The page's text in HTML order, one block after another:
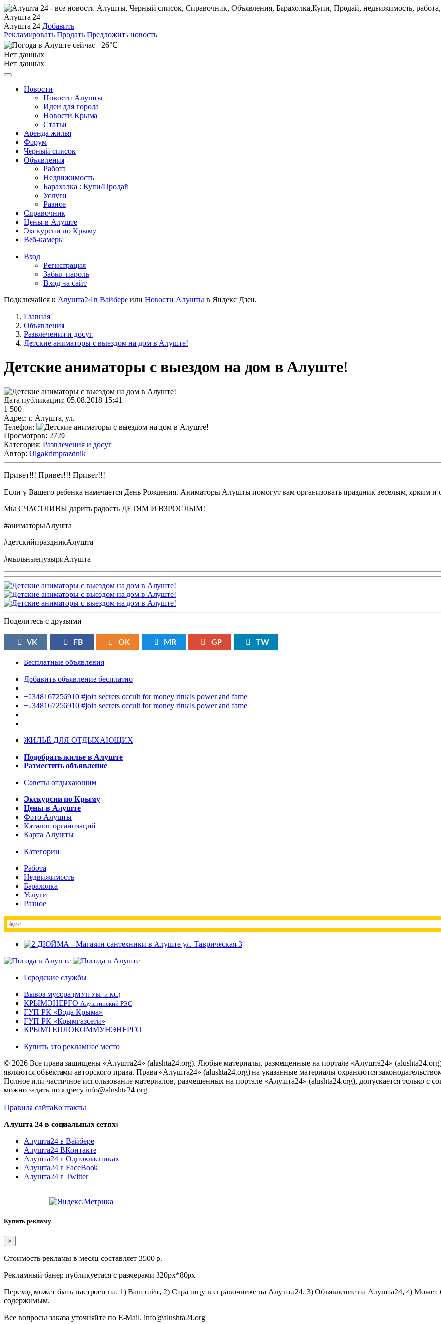
Алушта 24
Алушта 24 Добавить
Рекламировать Продать Предложить новость
+26℃
Нет данных
Нет данных
Новости
Новости Алушты
Идеи для города
Новости Крыма
Статьи
Аренда жилья
Форум
Черный список
Объявления
Работа
Недвижимость
Барахолка : Купи/Продай
Услуги
Разное
Справочник
Цены в Алуште
Экскурсии по Крыму
Веб-камеры
Вход
Регистрация
Забыл пароль
Вход на сайт
Подключайся к Алушта24 в Вайбере или Новости Алушты в Яндекс Дзен.
Главная
Объявления
Развлечения и досуг
Детские аниматоры с выездом на дом в Алуште!
Детские аниматоры с выездом на дом в Алуште!
Дата публикации: 05.08.2018 15:41
1 500
Адрес: г. Алушта, ул.
Телефон:
Просмотров: 2720
Категория: Развлечения и досуг
Автор: Olgakrimprazdnik
Привет!!! Привет!!! Привет!!!
Если у Вашего ребенка намечается День Рождения. Аниматоры Алушты помогут вам организовать праздник веселым, ярким и
Мы СЧАСТЛИВЫ дарить радость ДЕТЯМ И ВЗРОСЛЫМ!
#аниматорыАлушта
#детскийпраздникАлушта
#мыльныепузыриАлушта
Поделитесь с друзьями
VK FB OK MR GP TW
Бесплатные объявления
Добавить объявление бесплатно
+2348167256910 #join secrets occult for money rituals power and fame
+2348167256910 #join secrets occult for money rituals power and fame
ЖИЛЬЁ ДЛЯ ОТДЫХАЮЩИХ
Подобрать жилье в Алуште
Разместить объявление
Советы отдыхающим
Экскурсии по Крыму
Цены в Алуште
Фото Алушты
Каталог организаций
Карта Алушты
Категории
Работа
Недвижимость
Барахолка
Услуги
Разное
Городские службы
Вывоз мусора (МУП УБГ и КС)
КРЫМЭНЕРГО Алуштинский РЭС
ГУП РК «Вода Крыма»
ГУП РК «Крымгазсети»
КРЫМТЕПЛОКОММУНЭНЕРГО
Купить это рекламное место
© 2026 Все права защищены «Алушта24» (alushta24.org). Любые материалы, размещенные на портале «Алушта24»
являются объектами авторского права. Права «Алушта24» (alushta24.org) на указанные материалы охраняются
Полное или частичное использование материалов, размещенных на портале «Алушта24» (alushta24.org), допускается только с
можно задать по адресу info@alushta24.org.
Правила сайтаКонтакты
Алушта 24 в социальных сетях:
Алушта24 в Вайбере
Алушта24 ВКонтакте
Алушта24 в Однокласниках
Алушта24 в FaceBook
Алушта24 в Twitter
Купить рекламу
×
Стоимость рекламы в месяц составляет 3500 р.
Рекламный банер публикуетася с размерами 320px*80px
Переход может быть настроен на: 1) Ваш сайт; 2) Страницу в справочнике на Алушта24; 3) Объявление на Алушта24; 4) Может
содержимым.
Все вопросы заказа уточняйте по E-Mail. info@alushta24.org